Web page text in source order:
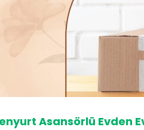
Asansörlü Evden